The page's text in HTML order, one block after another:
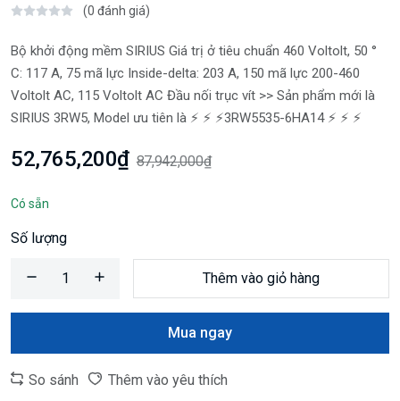
(0 đánh giá)
Bộ khởi động mềm SIRIUS Giá trị ở tiêu chuẩn 460 Voltolt, 50 °
C: 117 A, 75 mã lực Inside-delta: 203 A, 150 mã lực 200-460
Voltolt AC, 115 Voltolt AC Đầu nối trục vít >> Sản phẩm mới là
SIRIUS 3RW5, Model ưu tiên là ⚡️ ⚡️ ⚡️3RW5535-6HA14 ⚡️ ⚡️ ⚡️
52,765,200₫ 87,942,000₫
Có sẵn
Số lượng
Thêm vào giỏ hàng
Mua ngay
So sánh Thêm vào yêu thích